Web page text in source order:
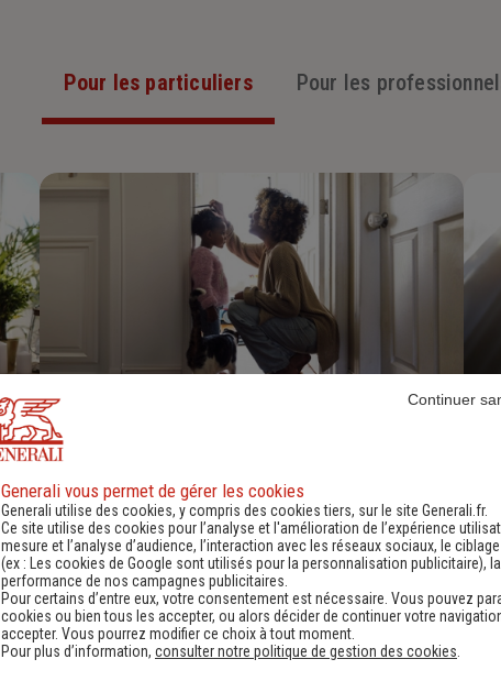
Pour les particuliers Pour les
Generali vous permet de gérer les cookies
Generali utilise des cookies, y compris des cookies tiers, sur le site Generali.fr.
Ce site utilise des cookies pour l’analyse et l'amélioration de l’expérience
mesure et l’analyse d’audience, l’interaction avec les réseaux sociaux, le
(ex :
Les cookies de Google sont utilisés pour la personnalisation publicitaire),
performance de nos campagnes publicitaires.
Pour certains d’entre eux, votre consentement est nécessaire. Vous pouvez
cookies ou bien tous les accepter, ou alors décider de continuer votre
accepter. Vous pourrez modifier ce choix à tout moment.
Pour plus d’information, consulter notre politique de gestion des cookies
Continuer